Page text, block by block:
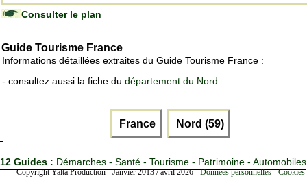
Consulter le plan
Guide Tourisme France
Informations détaillées extraites du Guide Tourisme France :
- consultez aussi la fiche du département du Nord
France Nord (59)
12 Guides : Démarches - Santé - Tourisme - Patrimoine - Automobiles
Copyright Yalta Production - Janvier 2013 / avril 2026 -Données personnelles -